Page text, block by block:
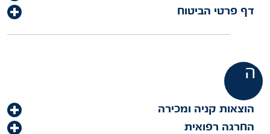
דף פרטי הביטוח
ה
הוצאות קניה ומכירה
החרגה רפואית